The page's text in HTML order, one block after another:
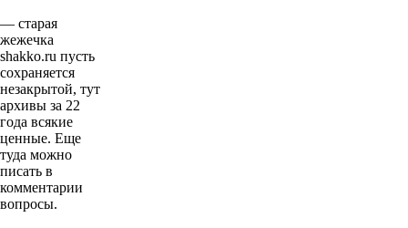
— старая
жежечка
shakko.ru пусть
сохраняется
незакрытой, тут
архивы за 22
года всякие
ценные. Еще
туда можно
писать в
комментарии
вопросы.